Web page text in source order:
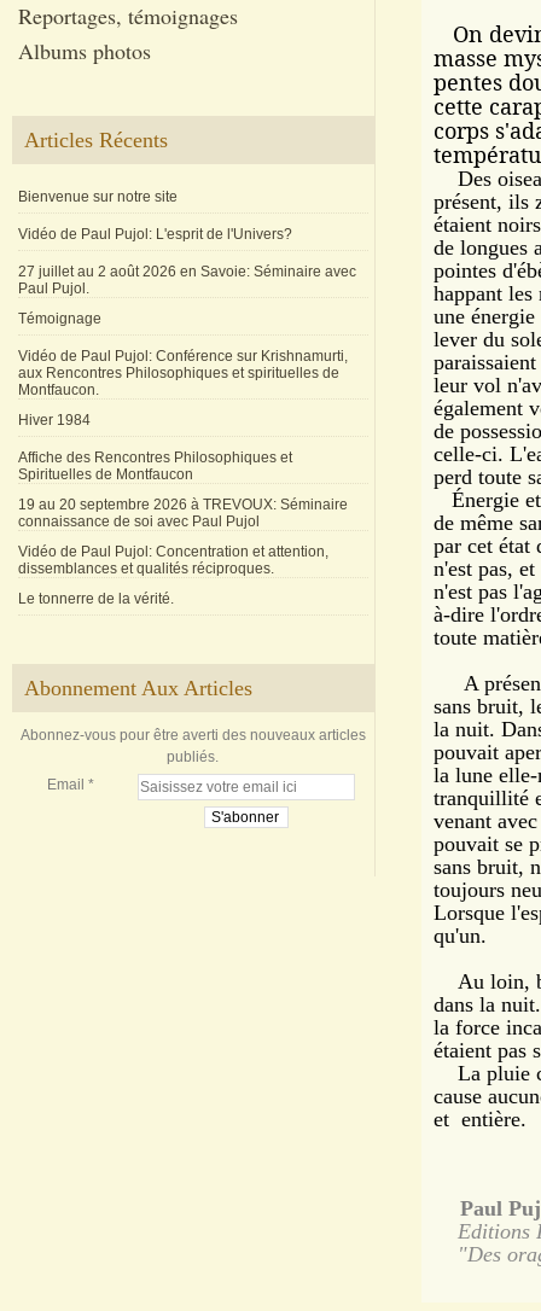
Reportages, témoignages
Albums photos
Articles Récents
Bienvenue sur notre site
Vidéo de Paul Pujol: L'esprit de l'Univers?
27 juillet au 2 août 2026 en Savoie: Séminaire avec
Paul Pujol.
Témoignage
Vidéo de Paul Pujol: Conférence sur Krishnamurti,
aux Rencontres Philosophiques et spirituelles de
Montfaucon.
Hiver 1984
Affiche des Rencontres Philosophiques et
Spirituelles de Montfaucon
19 au 20 septembre 2026 à TREVOUX: Séminaire
connaissance de soi avec Paul Pujol
Vidéo de Paul Pujol: Concentration et attention,
dissemblances et qualités réciproques.
Le tonnerre de la vérité.
Abonnement Aux Articles
Abonnez-vous pour être averti des nouveaux articles
publiés.
Email
On
masse
pentes
cette
corps
Des
présent, ils
étaient
de longues
pointes
happant les
une
lever du
leur vol
également
de
celle-ci.
perd toute
Énergie
de même
par cet état
n'est pas,
n'est pas
à-dire
toute
A
sans bruit,
la nuit.
pouvait
la lune elle-
tranquillité
venant
pouvait se
sans bruit,
toujours
Lorsque
qu'un.
Au loin,
dans la
la force
étaient pas
La pluie
cause
et
Paul
Editions
"Des